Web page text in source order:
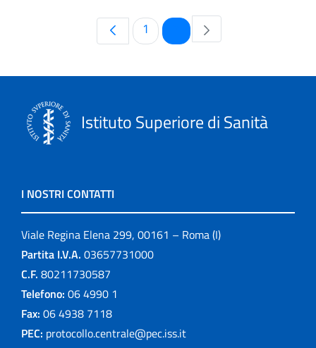
Pagina
1 Pagina
Istituto Superiore di Sanità
I NOSTRI CONTATTI
Viale Regina Elena 299, 00161 – Roma (I)
Partita I.V.A. 03657731000
C.F. 80211730587
Telefono: 06 4990 1
Fax: 06 4938 7118
PEC: protocollo.centrale@pec.iss.it